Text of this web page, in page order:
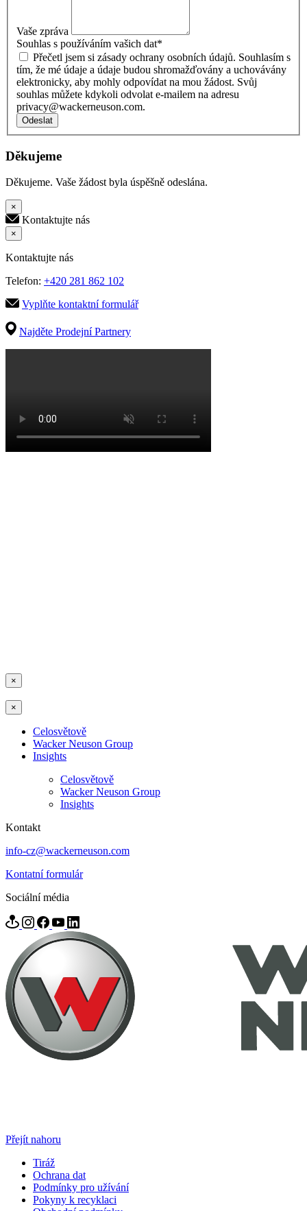
Vaše zpráva
Souhlas s používáním vašich dat*
tím, že mé údaje a údaje budou shromažďovány a uchovávány
elektronicky, aby mohly odpovídat na mou žádost. Svůj
souhlas můžete kdykoli odvolat e-mailem na adresu
privacy@wackerneuson.com.
Odeslat
Děkujeme
Děkujeme. Vaše žádost byla úspěšně odeslána.
×
Kontaktujte nás
×
Kontaktujte nás
Telefon: +420 281 862 102
Vyplňte kontaktní formulář
Najděte Prodejní Partnery
×
×
Celosvětově
Wacker Neuson Group
Insights
Celosvětově
Wacker Neuson Group
Insights
Kontakt
info-cz@wackerneuson.com
Kontatní formulár
Sociální média
Přejít nahoru
Tiráž
Ochrana dat
Podmínky pro užívání
Pokyny k recyklaci